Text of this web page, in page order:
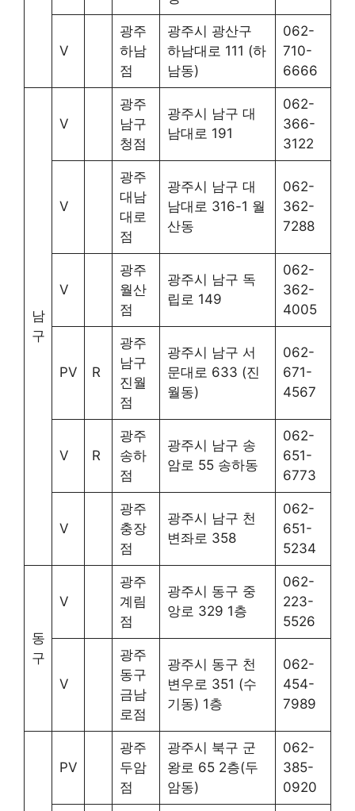
V
광주
하남
점
광주시 광산구
하남대로 111 (하
남동)
062-
710-
6666
남
구
V
광주
남구
청점
광주시 남구 대
남대로 191
062-
366-
3122
V
광주
대남
대로
점
광주시 남구 대
남대로 316-1 월
산동
062-
362-
7288
V
광주
월산
점
광주시 남구 독
립로 149
062-
362-
4005
PV R
광주
남구
진월
점
광주시 남구 서
문대로 633 (진
월동)
062-
671-
4567
V R
광주
송하
점
광주시 남구 송
암로 55 송하동
062-
651-
6773
V
광주
충장
점
광주시 남구 천
변좌로 358
062-
651-
5234
동
구
V
광주
계림
점
광주시 동구 중
앙로 329 1층
062-
223-
5526
V
광주
동구
금남
로점
광주시 동구 천
변우로 351 (수
기동) 1층
062-
454-
7989
PV
광주
두암
점
광주시 북구 군
왕로 65 2층(두
암동)
062-
385-
0920